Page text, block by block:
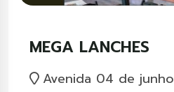
MEGA LANCHES
Avenida 04 de junho